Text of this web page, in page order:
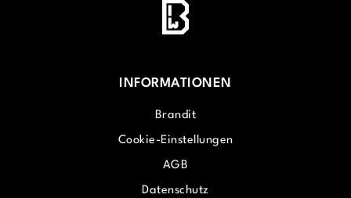
INFORMATIONEN
Brandit
Cookie-Einstellungen
AGB
Datenschutz